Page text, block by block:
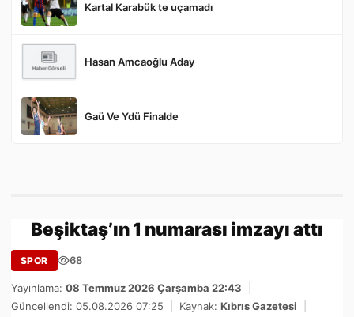
Kartal Karabük te uçamadı
Hasan Amcaoğlu Aday
Gaü Ve Ydü Finalde
Beşiktaş’ın 1 numarası imzayı attı
SPOR 68
Yayınlama: 08 Temmuz 2026 Çarşamba 22:43
Güncellendi: 05.08.2026 07:25
Kaynak: Kıbrıs Gazetesi